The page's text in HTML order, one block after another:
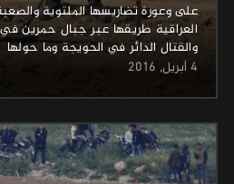
على وعورة تضاريسها الملتوية
العراقية طريقها عبر جبال حمرين
والقتال الدائر في الحويجة وما حولها
4 أبريل, 2016